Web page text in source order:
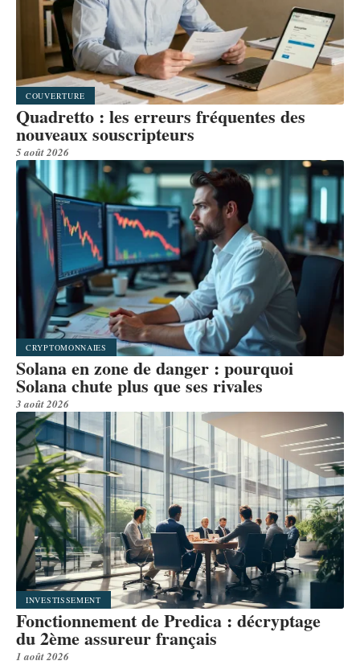
COUVERTURE
Quadretto : les erreurs fréquentes des
nouveaux souscripteurs
5 août 2026
CRYPTOMONNAIES
Solana en zone de danger : pourquoi
Solana chute plus que ses rivales
3 août 2026
INVESTISSEMENT
Fonctionnement de Predica : décryptage
du 2ème assureur français
1 août 2026